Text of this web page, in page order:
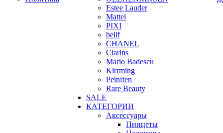
Estee Lauder
Mattel
PIXI
belif
CHANEL
Clarins
Mario Badescu
Kirrming
Peinifen
Rare Beauty
SALE
КАТЕГОРИИ
Аксессуары
Пинцеты